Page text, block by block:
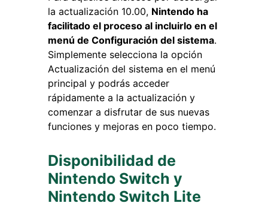
la actualización 10.00, Nintendo ha
facilitado el proceso al incluirlo en el
menú de Configuración del sistema.
Simplemente selecciona la opción
Actualización del sistema en el menú
principal y podrás acceder
rápidamente a la actualización y
comenzar a disfrutar de sus nuevas
funciones y mejoras en poco tiempo.
Disponibilidad de
Nintendo Switch y
Nintendo Switch Lite